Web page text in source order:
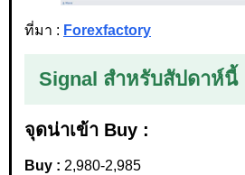
ที่มา : Forexfactory
Signal สำหรับสัปดาห์นี้
จุดน่าเข้า Buy :
Buy : 2,980-2,985